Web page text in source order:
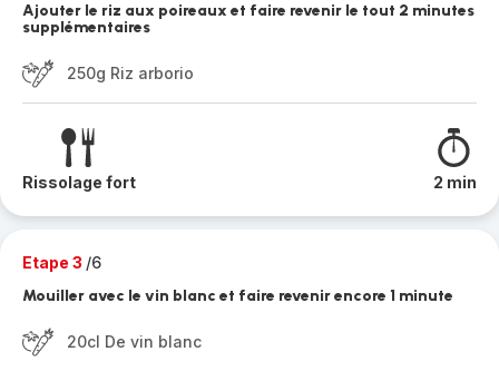
Ajouter le riz aux poireaux et faire revenir le tout 2 minutes
supplémentaires
250g Riz arborio
Rissolage fort 2 min
Etape 3 /6
Mouiller avec le vin blanc et faire revenir encore 1 minute
20cl De vin blanc